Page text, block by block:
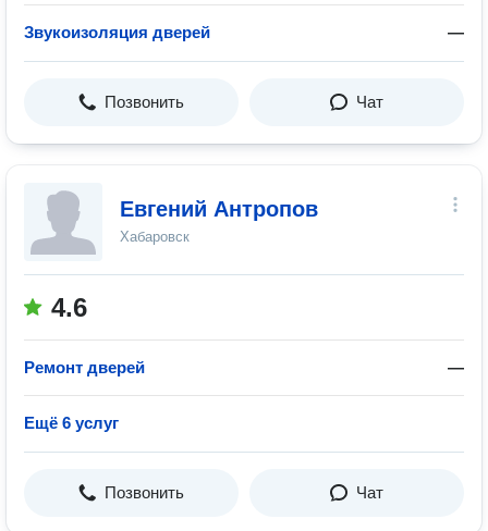
Звукоизоляция дверей —
Позвонить Чат
Евгений Антропов
Хабаровск
4.6
Ремонт дверей —
Ещё 6 услуг
Позвонить Чат